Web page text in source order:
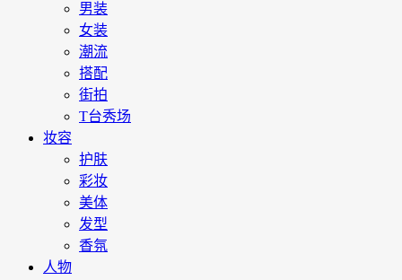
男装
女装
潮流
搭配
街拍
T台秀场
妆容
护肤
彩妆
美体
发型
香氛
人物